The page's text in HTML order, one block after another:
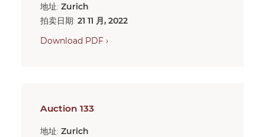
地址: Zurich
拍卖日期: 21 11 月, 2022
Download PDF ›
Auction 133
地址: Zurich